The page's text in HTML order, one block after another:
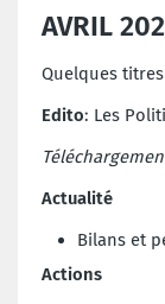
AVRIL
Quelques
Edito: Les
Actualité
Bilans et
Actions